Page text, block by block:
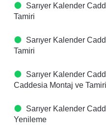
Sarıyer Kalender
Tamiri
Sarıyer Kalender
Tamiri
Sarıyer Kalender
Caddesia Montaj ve Tamiri
Sarıyer Kalender
Yenileme